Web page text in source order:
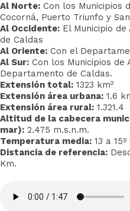
Al Norte: Con los Municipios
Cocorná, Puerto Triunfo y
Al Occidente: El Municipio
de Caldas
Al Oriente: Con el
Al Sur: Con los Municipios
Departamento de Caldas.
Extensión total: 1323 km²
Extensión área urbana: 1.6
Extensión área rural: 1.321.4
Altitud de la cabecera
mar): 2.475 m.s.n.m.
Temperatura media: 13 a 15º
Distancia de referencia:
Km.